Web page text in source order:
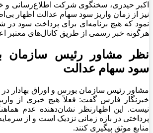
اکبر حیدری، سخنگوی شرکت اطلاع‌رسانی و
نیز از زمان واریز سود سهام عدالت اظهار
نمود که هیچ برنامه‌ای برای پرداخت سود در
هرگونه خبر رسمی از طریق کانال‌های معتبر
نظر مشاور رئیس سازمان
سود سهام عدالت
مشاور رئیس سازمان بورس و اوراق بهادار
خبرنگار فارس گفت: فعلاً هیچ خبری از
نیست. این اظهارنظر نشان‌دهنده عدم
پرداختی در بازه زمانی نزدیک است و از
منابع موثق پیگیری کنند.